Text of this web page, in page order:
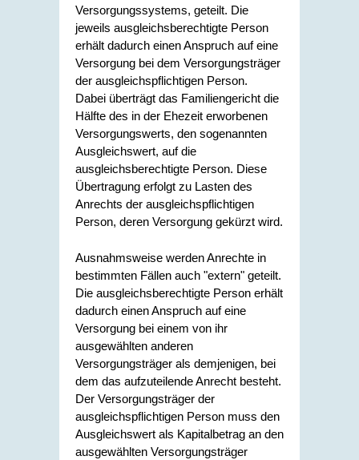
Versorgungssystems, geteilt. Die
jeweils ausgleichsberechtigte Person
erhält dadurch einen Anspruch auf eine
Versorgung bei dem Versorgungsträger
der ausgleichspflichtigen Person.
Dabei überträgt das Familiengericht die
Hälfte des in der Ehezeit erworbenen
Versorgungswerts, den sogenannten
Ausgleichswert, auf die
ausgleichsberechtigte Person. Diese
Übertragung erfolgt zu Lasten des
Anrechts der ausgleichspflichtigen
Person, deren Versorgung gekürzt wird.
Ausnahmsweise werden Anrechte in
bestimmten Fällen auch "extern" geteilt.
Die ausgleichsberechtigte Person erhält
dadurch einen Anspruch auf eine
Versorgung bei einem von ihr
ausgewählten anderen
Versorgungsträger als demjenigen, bei
dem das aufzuteilende Anrecht besteht.
Der Versorgungsträger der
ausgleichspflichtigen Person muss den
Ausgleichswert als Kapitalbetrag an den
ausgewählten Versorgungsträger